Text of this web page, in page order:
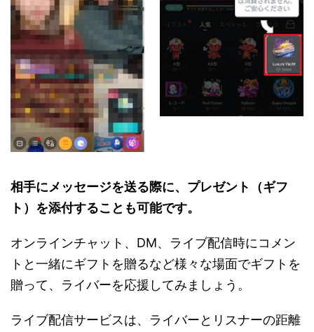
相手にメッセージを送る際に、プレゼント（ギフ
ト）を添付することも可能です。
オンラインチャット、DM、ライブ配信時にコメン
トと一緒にギフトを贈るなど様々な場面でギフトを
贈って、ライバーを応援してみましょう。
ライブ配信サービスは、ライバーとリスナーの距離